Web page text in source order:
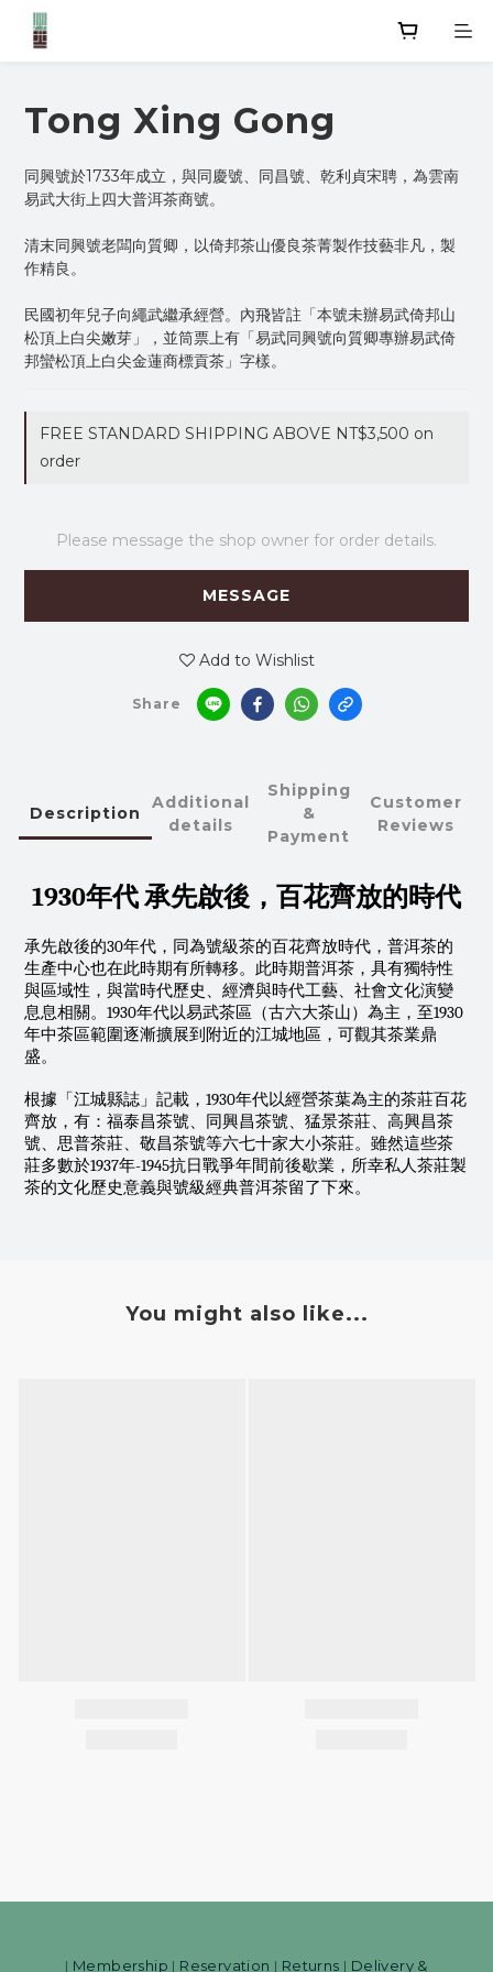
Tong Xing Gong
同興號於1733年成立，與同慶號、同昌號、乾利貞宋聘，為雲南
易武大街上四大普洱茶商號。
清末同興號老闆向質卿，以倚邦茶山優良茶菁製作技藝非凡，製
作精良。
民國初年兒子向繩武繼承經營。內飛皆註「本號未辦易武倚邦山
松頂上白尖嫩芽」，並筒票上有「易武同興號向質卿專辦易武倚
邦蠻松頂上白尖金蓮商標貢茶」字樣。
FREE STANDARD SHIPPING ABOVE NT$3,500 on
order
Please message the shop owner for order details.
MESSAGE
Add to Wishlist
Share
Description
Additional
details
Shipping
&
Payment
Customer
Reviews
1930年代 承先啟後，百花齊放的時代
承先啟後的30年代，同為號級茶的百花齊放時代，普洱茶的
生產中心也在此時期有所轉移。此時期普洱茶，具有獨特性
與區域性，與當時代歷史、經濟與時代工藝、社會文化演變
息息相關。1930年代以易武茶區（古六大茶山）為主，至1930
年中茶區範圍逐漸擴展到附近的江城地區，可觀其茶業鼎
盛。
根據「江城縣誌」記載，1930年代以經營茶葉為主的茶莊百花
齊放，有：福泰昌茶號、同興昌茶號、猛景茶莊、高興昌茶
號、思普茶莊、敬昌茶號等六七十家大小茶莊。雖然這些茶
莊多數於1937年-1945抗日戰爭年間前後歇業，所幸私人茶莊製
茶的文化歷史意義與號級經典普洱茶留了下來。
You might also like...
| Membership | Reservation | Returns | Delivery &